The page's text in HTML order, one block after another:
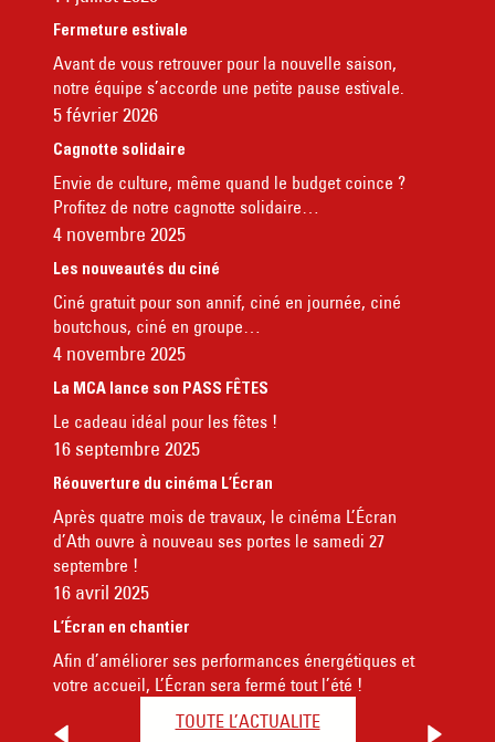
Fermeture estivale
Avant de vous retrouver pour la nouvelle saison,
notre équipe s’accorde une petite pause estivale.
5 février 2026
Cagnotte solidaire
Envie de culture, même quand le budget coince ?
Profitez de notre cagnotte solidaire…
4 novembre 2025
Les nouveautés du ciné
Ciné gratuit pour son annif, ciné en journée, ciné
boutchous, ciné en groupe…
4 novembre 2025
La MCA lance son PASS FÊTES
Le cadeau idéal pour les fêtes !
16 septembre 2025
Réouverture du cinéma L’Écran
Après quatre mois de travaux, le cinéma L’Écran
d’Ath ouvre à nouveau ses portes le samedi 27
septembre !
16 avril 2025
L’Écran en chantier
Afin d’améliorer ses performances énergétiques et
votre accueil, L’Écran sera fermé tout l’été !
TOUTE L’ACTUALITE